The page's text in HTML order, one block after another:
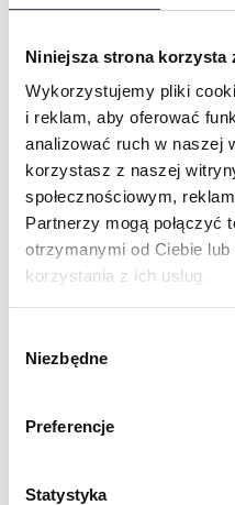
Niniejsza strona korzysta
Wykorzystujemy pliki
i reklam, aby oferować
analizować ruch w naszej
korzystasz z naszej
społecznościowym,
Partnerzy mogą połączyć
otrzymanymi od Ciebie
korzystania z ich usług.
zgody
Niezbędne
Preferencje
Statystyka
Pulsoksymetry
Inhalatory
Artykuły Przeciwodleżynowe
Stetoskopy
Termometry
Zobacz wszystko
Meble medyczne
Wróć
Kozetki
Taborety i krzesła
Fotele
Zobacz wszystko